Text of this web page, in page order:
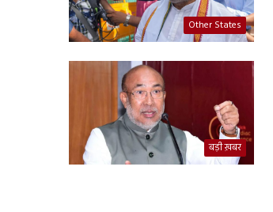
Other States
बड़ी ख़बर